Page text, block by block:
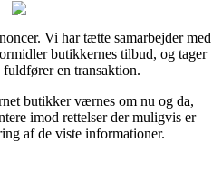
Vi har tætte samarbejder med
butikkernes tilbud, og tager
en transaktion.
butikker værnes om nu og da,
imod rettelser der muligvis er
af de viste informationer.